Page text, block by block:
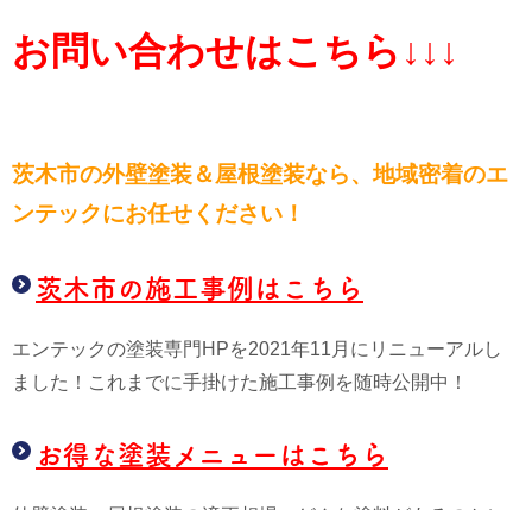
お問い合わせはこちら↓↓↓
茨木市の外壁塗装＆屋根塗装なら、地域密着のエ
ンテックにお任せください！
茨木市の施工事例はこちら
エンテックの塗装専門HPを2021年11月にリニューアルし
ました！これまでに手掛けた施工事例を随時公開中！
お得な塗装メニューはこちら